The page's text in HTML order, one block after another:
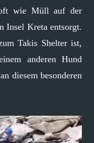
oft wie Müll auf der
Insel Kreta entsorgt.
Takis Shelter ist,
anderen Hund
diesem besonderen